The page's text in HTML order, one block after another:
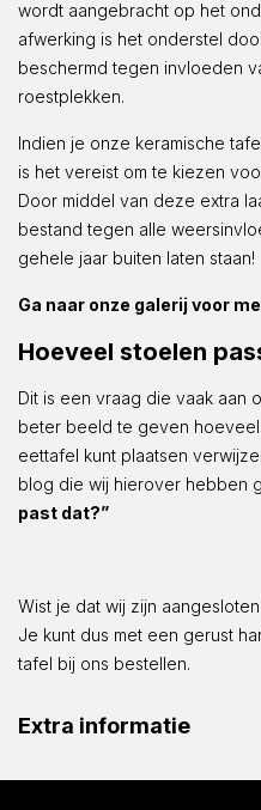
wordt aangebracht op het
afwerking is het onderstel
beschermd tegen invloeden
roestplekken.
Indien je onze keramische
is het vereist om te kiezen
Door middel van deze extra
bestand tegen alle
gehele jaar buiten laten staan!
Ga naar onze galerij voor
Hoeveel stoelen
Dit is een vraag die vaak aan
beter beeld te geven
eettafel kunt plaatsen
blog die wij hierover hebben
past dat?”
Wist je dat wij zijn
Je kunt dus met een gerust
tafel bij ons bestellen.
Extra informatie